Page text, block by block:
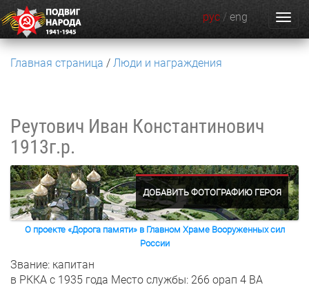
рус / eng
Главная страница Люди и награждения
Реутович Иван Константинович
1913г.р.
ДОБАВИТЬ ФОТОГРАФИЮ ГЕРОЯ
О проекте «Дорога памяти» в Главном Храме Вооруженных сил
России
Звание: капитан
в РККА с 1935 года Место службы: 266 орап 4 ВА